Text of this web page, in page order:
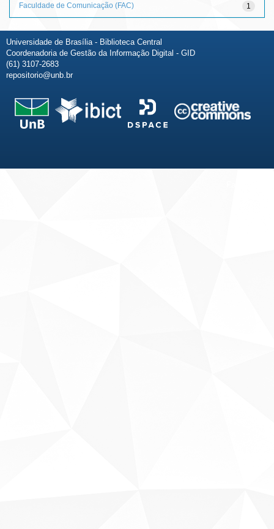
1
Faculdade de Comunicação (FAC)
Universidade de Brasília - Biblioteca Central
Coordenadoria de Gestão da Informação Digital - GID
(61) 3107-2683
repositorio@unb.br